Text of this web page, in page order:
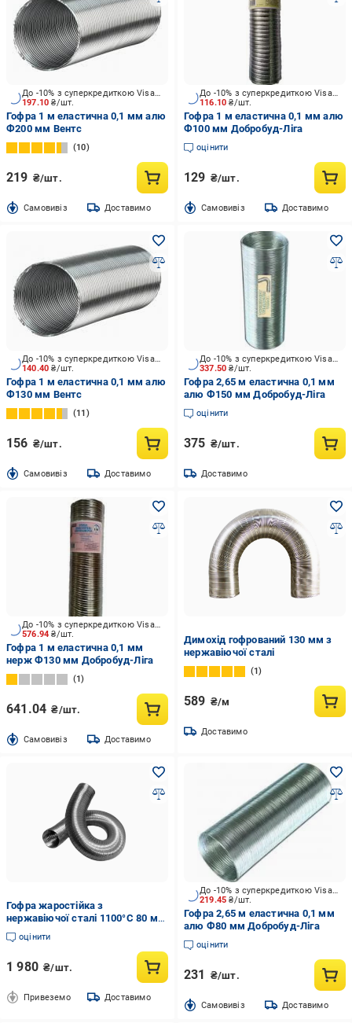
197.10₴/шт.
До -10% з суперкредиткою Visa Вигода
Гофра 1 м еластична 0,1 мм алю
Ф200 мм Вентс
10
219 ₴/шт.
Cамовивіз Доставимо
116.10₴/шт.
До -10% з суперкредиткою Visa Вигода
Гофра 1 м еластична 0,1 мм алю
Ф100 мм Добробуд-Ліга
оцінити
129 ₴/шт.
Cамовивіз Доставимо
140.40₴/шт.
До -10% з суперкредиткою Visa Вигода
Гофра 1 м еластична 0,1 мм алю
Ф130 мм Вентс
11
156 ₴/шт.
Cамовивіз Доставимо
337.50₴/шт.
До -10% з суперкредиткою Visa Вигода
Гофра 2,65 м еластична 0,1 мм
алю Ф150 мм Добробуд-Ліга
оцінити
375 ₴/шт.
Доставимо
576.94₴/шт.
До -10% з суперкредиткою Visa Вигода
Гофра 1 м еластична 0,1 мм
нерж Ф130 мм Добробуд-Ліга
1
641.04 ₴/шт.
Cамовивіз Доставимо
Димохід гофрований 130 мм з
нержавіючої сталі
1
589 ₴/м
Доставимо
Гофра жаростійка з
нержавіючої сталі 1100°C 80 мм
3 м (9585285)
оцінити
1 980 ₴/шт.
Привеземо Доставимо
219.45₴/шт.
До -10% з суперкредиткою Visa Вигода
Гофра 2,65 м еластична 0,1 мм
алю Ф80 мм Добробуд-Ліга
оцінити
231 ₴/шт.
Cамовивіз Доставимо